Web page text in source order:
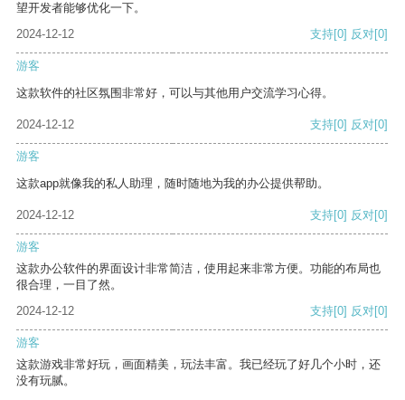
望开发者能够优化一下。
2024-12-12
支持[0] 反对[0]
游客
这款软件的社区氛围非常好，可以与其他用户交流学习心得。
2024-12-12 支持[0] 反对[0]
游客
这款app就像我的私人助理，随时随地为我的办公提供帮助。
2024-12-12 支持[0] 反对[0]
游客
这款办公软件的界面设计非常简洁，使用起来非常方便。功能的布局也
很合理，一目了然。
2024-12-12
支持[0] 反对[0]
游客
这款游戏非常好玩，画面精美，玩法丰富。我已经玩了好几个小时，还
没有玩腻。